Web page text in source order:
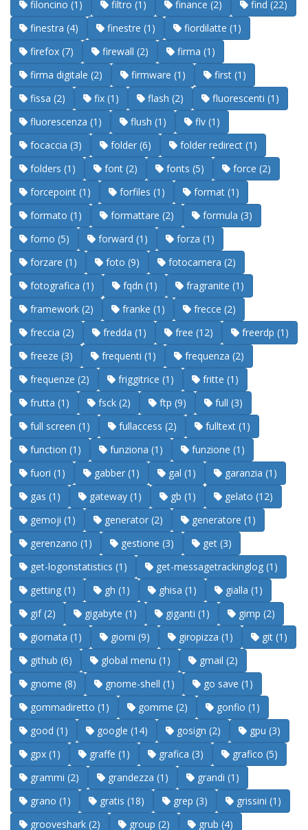
filoncino (1) filtro (1) finance (2)
find (22)
finestra (4)
finestre (1)
fiordilatte (1)
firefox (7)
firewall (2)
firma (1)
firma digitale (2)
firmware (1)
first (1)
fissa (2)
fix (1) flash (2)
fluorescenti (1)
fluorescenza (1)
flush (1)
flv (1)
focaccia (3)
folder (6)
folder redirect (1)
folders (1)
font (2) fonts (5)
force (2)
forcepoint (1)
forfiles (1)
format (1)
formato (1)
formattare (2)
formula (3)
forno (5)
forward (1)
forza (1)
forzare (1)
foto (9)
fotocamera (2)
fotografica (1)
fqdn (1)
fragranite (1)
framework (2)
franke (1)
frecce (2)
freccia (2)
fredda (1) free (12)
freerdp (1)
freeze (3)
frequenti (1)
frequenza (2)
frequenze (2)
friggitrice (1)
fritte (1)
frutta (1)
fsck (2) ftp (9)
full (3)
full screen (1)
fullaccess (2)
fulltext (1)
function (1)
funziona (1)
funzione (1)
fuori (1)
gabber (1) gal (1)
garanzia (1)
gas (1)
gateway (1) gb (1)
gelato (12)
gemoji (1)
generator (2)
generatore (1)
gerenzano (1)
gestione (3)
get (3)
get-logonstatistics (1)
get-messagetrackinglog (1)
getting (1)
gh (1) ghisa (1)
gialla (1)
gif (2)
gigabyte (1) giganti (1)
gimp (2)
giornata (1)
giorni (9) giropizza (1)
git (1)
github (6)
global menu (1)
gmail (2)
gnome (8)
gnome-shell (1)
go save (1)
gommadiretto (1)
gomme (2)
gonfio (1)
good (1)
google (14) gosign (2)
gpu (3)
gpx (1)
graffe (1) grafica (3)
grafico (5)
grammi (2)
grandezza (1)
grandi (1)
grano (1)
gratis (18) grep (3)
grissini (1)
grooveshark (2)
group (2)
grub (4)